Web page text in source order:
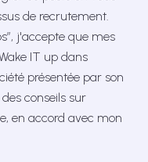
de recrutement.
j'accepte que mes
IT up dans
présentée par son
conseils sur
en accord avec mon